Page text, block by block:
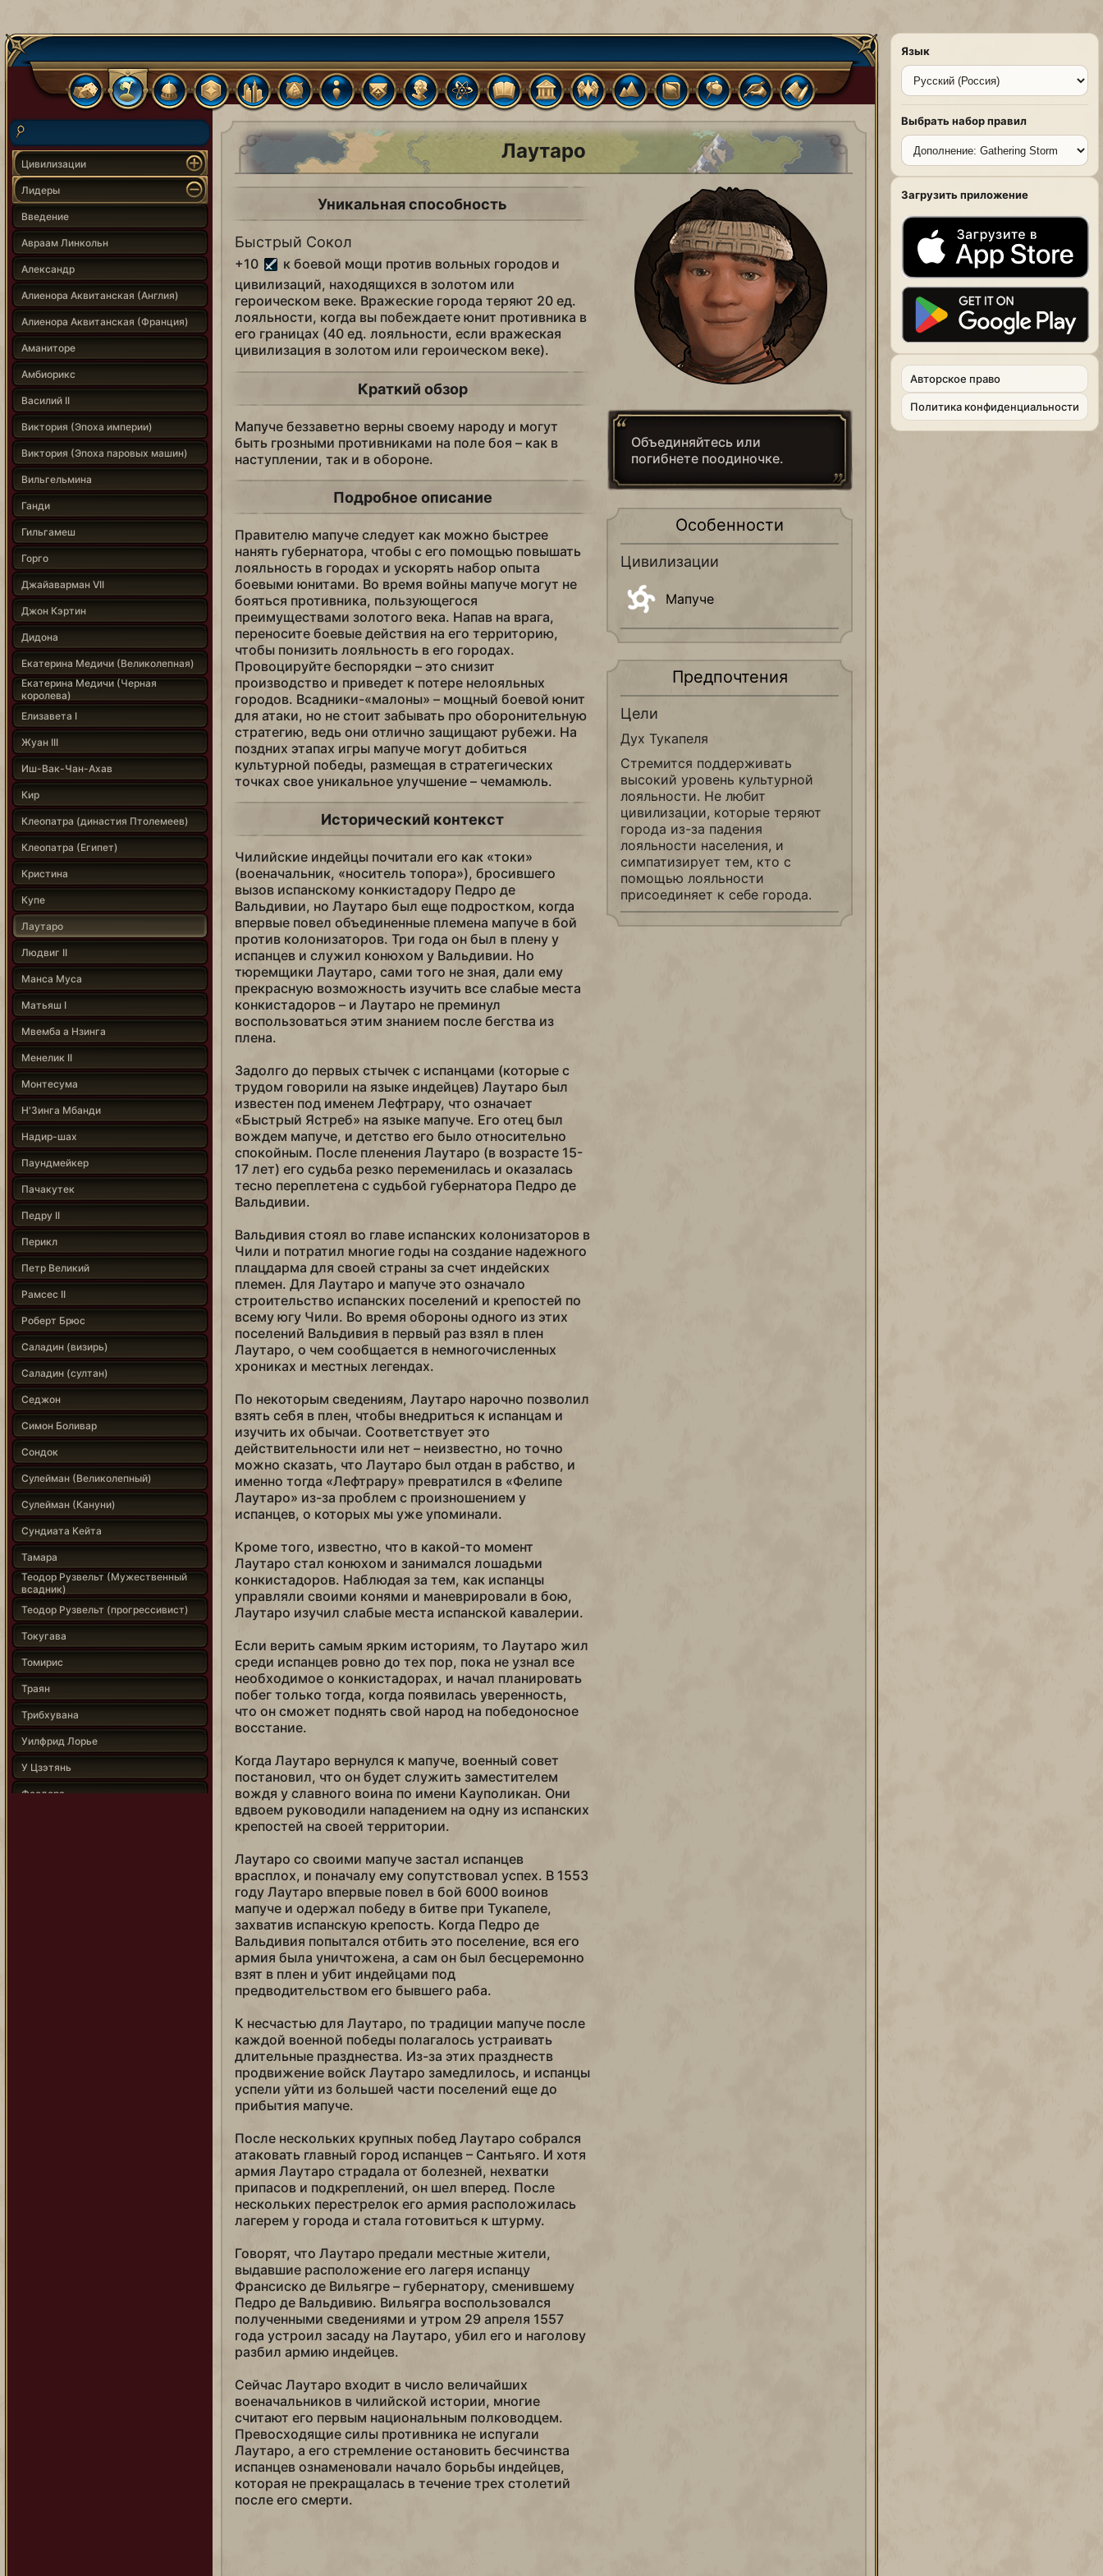
Цивилизации
Лидеры
Введение
Авраам Линкольн
Александр
Алиенора Аквитанская (Англия)
Алиенора Аквитанская (Франция)
Аманиторе
Амбиорикс
Василий II
Виктория (Эпоха империи)
Виктория (Эпоха паровых машин)
Вильгельмина
Ганди
Гильгамеш
Горго
Джайаварман VII
Джон Кэртин
Дидона
Екатерина Медичи (Великолепная)
Екатерина Медичи (Черная
королева)
Елизавета I
Жуан III
Иш-Вак-Чан-Ахав
Кир
Клеопатра (династия Птолемеев)
Клеопатра (Египет)
Кристина
Купе
Лаутаро
Людвиг II
Манса Муса
Матьяш I
Мвемба а Нзинга
Менелик II
Монтесума
Н'Зинга Мбанди
Надир-шах
Паундмейкер
Пачакутек
Педру II
Перикл
Петр Великий
Рамсес II
Роберт Брюс
Саладин (визирь)
Саладин (султан)
Седжон
Симон Боливар
Сондок
Сулейман (Великолепный)
Сулейман (Кануни)
Сундиата Кейта
Тамара
Теодор Рузвельт (Мужественный
всадник)
Теодор Рузвельт (прогрессивист)
Токугава
Томирис
Траян
Трибхувана
Уилфрид Лорье
У Цзэтянь
Феодора
Лаутаро
Уникальная способность
Быстрый Сокол
+10
к боевой мощи против вольных городов и
цивилизаций, находящихся в золотом или
героическом веке. Вражеские города теряют 20 ед.
лояльности, когда вы побеждаете юнит противника в
его границах (40 ед. лояльности, если вражеская
цивилизация в золотом или героическом веке).
Краткий обзор
Мапуче беззаветно верны своему народу и могут
быть грозными противниками на поле боя – как в
наступлении, так и в обороне.
Подробное описание
Правителю мапуче следует как можно быстрее
нанять губернатора, чтобы с его помощью повышать
лояльность в городах и ускорять набор опыта
боевыми юнитами. Во время войны мапуче могут не
бояться противника, пользующегося
преимуществами золотого века. Напав на врага,
переносите боевые действия на его территорию,
чтобы понизить лояльность в его городах.
Провоцируйте беспорядки – это снизит
производство и приведет к потере нелояльных
городов. Всадники-«малоны» – мощный боевой юнит
для атаки, но не стоит забывать про оборонительную
стратегию, ведь они отлично защищают рубежи. На
поздних этапах игры мапуче могут добиться
культурной победы, размещая в стратегических
точках свое уникальное улучшение – чемамюль.
Исторический контекст
Чилийские индейцы почитали его как «токи»
(военачальник, «носитель топора»), бросившего
вызов испанскому конкистадору Педро де
Вальдивии, но Лаутаро был еще подростком, когда
впервые повел объединенные племена мапуче в бой
против колонизаторов. Три года он был в плену у
испанцев и служил конюхом у Вальдивии. Но
тюремщики Лаутаро, сами того не зная, дали ему
прекрасную возможность изучить все слабые места
конкистадоров – и Лаутаро не преминул
воспользоваться этим знанием после бегства из
плена.
Задолго до первых стычек с испанцами (которые с
трудом говорили на языке индейцев) Лаутаро был
известен под именем Лефтрару, что означает
«Быстрый Ястреб» на языке мапуче. Его отец был
вождем мапуче, и детство его было относительно
спокойным. После пленения Лаутаро (в возрасте 15-
17 лет) его судьба резко переменилась и оказалась
тесно переплетена с судьбой губернатора Педро де
Вальдивии.
Вальдивия стоял во главе испанских колонизаторов в
Чили и потратил многие годы на создание надежного
плацдарма для своей страны за счет индейских
племен. Для Лаутаро и мапуче это означало
строительство испанских поселений и крепостей по
всему югу Чили. Во время обороны одного из этих
поселений Вальдивия в первый раз взял в плен
Лаутаро, о чем сообщается в немногочисленных
хрониках и местных легендах.
По некоторым сведениям, Лаутаро нарочно позволил
взять себя в плен, чтобы внедриться к испанцам и
изучить их обычаи. Соответствует это
действительности или нет – неизвестно, но точно
можно сказать, что Лаутаро был отдан в рабство, и
именно тогда «Лефтрару» превратился в «Фелипе
Лаутаро» из-за проблем с произношением у
испанцев, о которых мы уже упоминали.
Кроме того, известно, что в какой-то момент
Лаутаро стал конюхом и занимался лошадьми
конкистадоров. Наблюдая за тем, как испанцы
управляли своими конями и маневрировали в бою,
Лаутаро изучил слабые места испанской кавалерии.
Если верить самым ярким историям, то Лаутаро жил
среди испанцев ровно до тех пор, пока не узнал все
необходимое о конкистадорах, и начал планировать
побег только тогда, когда появилась уверенность,
что он сможет поднять свой народ на победоносное
восстание.
Когда Лаутаро вернулся к мапуче, военный совет
постановил, что он будет служить заместителем
вождя у славного воина по имени Кауполикан. Они
вдвоем руководили нападением на одну из испанских
крепостей на своей территории.
Лаутаро со своими мапуче застал испанцев
врасплох, и поначалу ему сопутствовал успех. В 1553
году Лаутаро впервые повел в бой 6000 воинов
мапуче и одержал победу в битве при Тукапеле,
захватив испанскую крепость. Когда Педро де
Вальдивия попытался отбить это поселение, вся его
армия была уничтожена, а сам он был бесцеремонно
взят в плен и убит индейцами под
предводительством его бывшего раба.
К несчастью для Лаутаро, по традиции мапуче после
каждой военной победы полагалось устраивать
длительные празднества. Из-за этих празднеств
продвижение войск Лаутаро замедлилось, и испанцы
успели уйти из большей части поселений еще до
прибытия мапуче.
После нескольких крупных побед Лаутаро собрался
атаковать главный город испанцев – Сантьяго. И хотя
армия Лаутаро страдала от болезней, нехватки
припасов и подкреплений, он шел вперед. После
нескольких перестрелок его армия расположилась
лагерем у города и стала готовиться к штурму.
Говорят, что Лаутаро предали местные жители,
выдавшие расположение его лагеря испанцу
Франсиско де Вильягре – губернатору, сменившему
Педро де Вальдивию. Вильягра воспользовался
полученными сведениями и утром 29 апреля 1557
года устроил засаду на Лаутаро, убил его и наголову
разбил армию индейцев.
Сейчас Лаутаро входит в число величайших
военачальников в чилийской истории, многие
считают его первым национальным полководцем.
Превосходящие силы противника не испугали
Лаутаро, а его стремление остановить бесчинства
испанцев ознаменовали начало борьбы индейцев,
которая не прекращалась в течение трех столетий
после его смерти.
Объединяйтесь или
погибнете поодиночке.
Особенности
Цивилизации
Мапуче
Предпочтения
Цели
Дух Тукапеля
Стремится поддерживать
высокий уровень культурной
лояльности. Не любит
цивилизации, которые теряют
города из-за падения
лояльности населения, и
симпатизирует тем, кто с
помощью лояльности
присоединяет к себе города.
Язык
Выбрать набор правил
Загрузить приложение
Aвторское право
Политика конфиденциальности